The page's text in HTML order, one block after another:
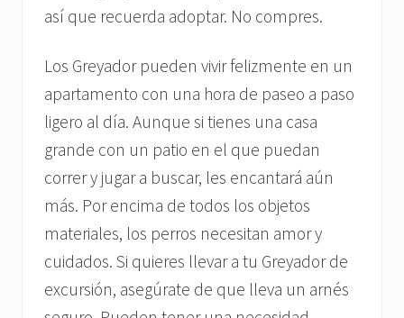
así que recuerda adoptar. No compres.
Los Greyador pueden vivir felizmente en un
apartamento con una hora de paseo a paso
ligero al día. Aunque si tienes una casa
grande con un patio en el que puedan
correr y jugar a buscar, les encantará aún
más. Por encima de todos los objetos
materiales, los perros necesitan amor y
cuidados. Si quieres llevar a tu Greyador de
excursión, asegúrate de que lleva un arnés